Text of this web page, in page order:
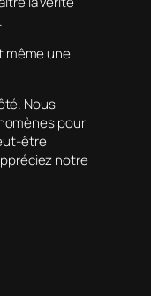
même une
Nous
pour
être
notre